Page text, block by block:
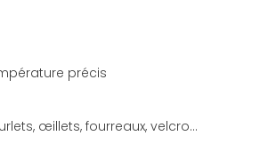
précis
œillets, fourreaux, velcro…